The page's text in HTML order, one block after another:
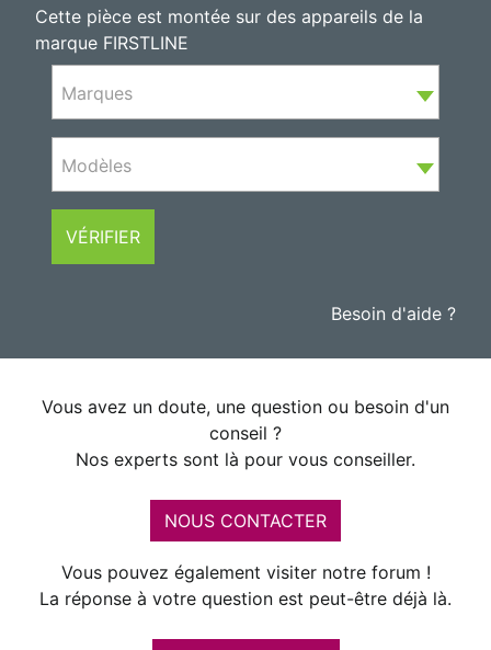
Cette pièce est montée sur des appareils de la
marque FIRSTLINE
Marques
Modèles
VÉRIFIER
Besoin d'aide ?
Vous avez un doute, une question ou besoin d'un
conseil ?
Nos experts sont là pour vous conseiller.
NOUS CONTACTER
Vous pouvez également visiter notre forum !
La réponse à votre question est peut-être déjà là.